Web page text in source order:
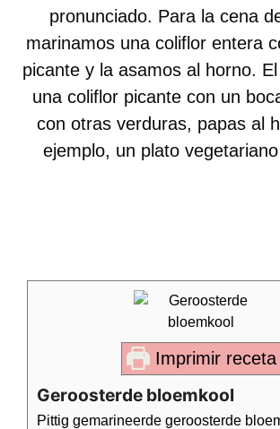
pronunciado. Para la cena
marinamos una coliflor entera
picante y la asamos al horno.
una coliflor picante con un
con otras verduras, papas al
ejemplo, un plato
Imprimir receta
Geroosterde bloemkool
Pittig gemarineerde geroosterde